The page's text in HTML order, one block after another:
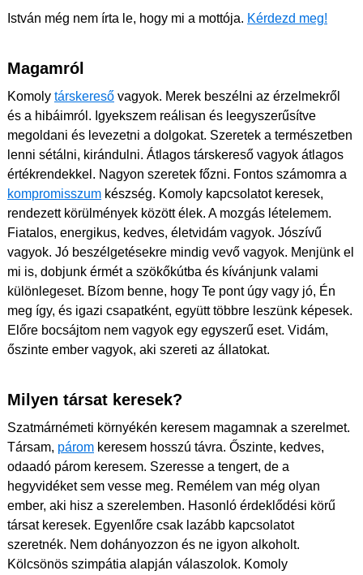
István még nem írta le, hogy mi a mottója. Kérdezd meg!
Magamról
Komoly társkereső vagyok. Merek beszélni az érzelmekről
és a hibáimról. Igyekszem reálisan és leegyszerűsítve
megoldani és levezetni a dolgokat. Szeretek a természetben
lenni sétálni, kirándulni. Átlagos társkereső vagyok átlagos
értékrendekkel. Nagyon szeretek főzni. Fontos számomra a
kompromisszum készség. Komoly kapcsolatot keresek,
rendezett körülmények között élek. A mozgás lételemem.
Fiatalos, energikus, kedves, életvidám vagyok. Jószívű
vagyok. Jó beszélgetésekre mindig vevő vagyok. Menjünk el
mi is, dobjunk érmét a szökőkútba és kívánjunk valami
különlegeset. Bízom benne, hogy Te pont úgy vagy jó, Én
meg így, és igazi csapatként, együtt többre leszünk képesek.
Előre bocsájtom nem vagyok egy egyszerű eset. Vidám,
őszinte ember vagyok, aki szereti az állatokat.
Milyen társat keresek?
Szatmárnémeti környékén keresem magamnak a szerelmet.
Társam, párom keresem hosszú távra. Őszinte, kedves,
odaadó párom keresem. Szeresse a tengert, de a
hegyvidéket sem vesse meg. Remélem van még olyan
ember, aki hisz a szerelemben. Hasonló érdeklődési körű
társat keresek. Egyenlőre csak lazább kapcsolatot
szeretnék. Nem dohányozzon és ne igyon alkoholt.
Kölcsönös szimpátia alapján válaszolok. Komoly